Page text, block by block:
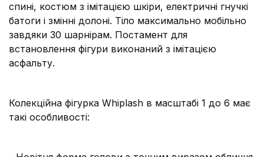
спині, костюм з імітацією шкіри, електричні гнучкі
батоги і змінні долоні. Тіло максимально мобільно
завдяки 30 шарнірам. Постамент для
встановлення фігури виконаний з імітацією
асфальту.
Колекційна фігурка Whiplash в масштабі 1 до 6 має
такі особливості: